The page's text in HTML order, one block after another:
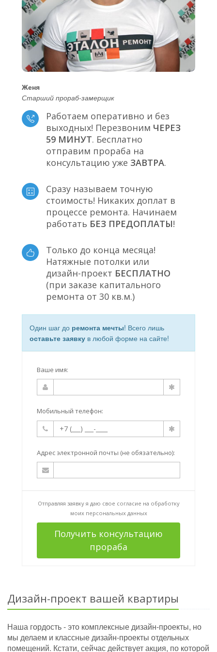
Женя
Старший прораб-замерщик
Работаем оперативно и без
выходных! Перезвоним ЧЕРЕЗ
59 МИНУТ. Бесплатно
отправим прораба на
консультацию уже ЗАВТРА.
Сразу называем точную
стоимость! Никаких доплат в
процессе ремонта. Начинаем
работать БЕЗ ПРЕДОПЛАТЫ!
Только до конца месяца!
Натяжные потолки или
дизайн-проект БЕСПЛАТНО
(при заказе капитального
ремонта от 30 кв.м.)
Один шаг до ремонта мечты! Всего лишь
оставьте заявку в любой форме на сайте!
Ваше имя:
Мобильный телефон:
Адрес электронной почты (не обязательно):
Отправляя заявку я даю свое согласие на обработку
моих персональных данных
Получить консультацию
прораба
Дизайн-проект вашей квартиры
Наша гордость - это комплексные дизайн-проекты, но
мы делаем и классные дизайн-проекты отдельных
помещений. Кстати, сейчас действует акция, по которой